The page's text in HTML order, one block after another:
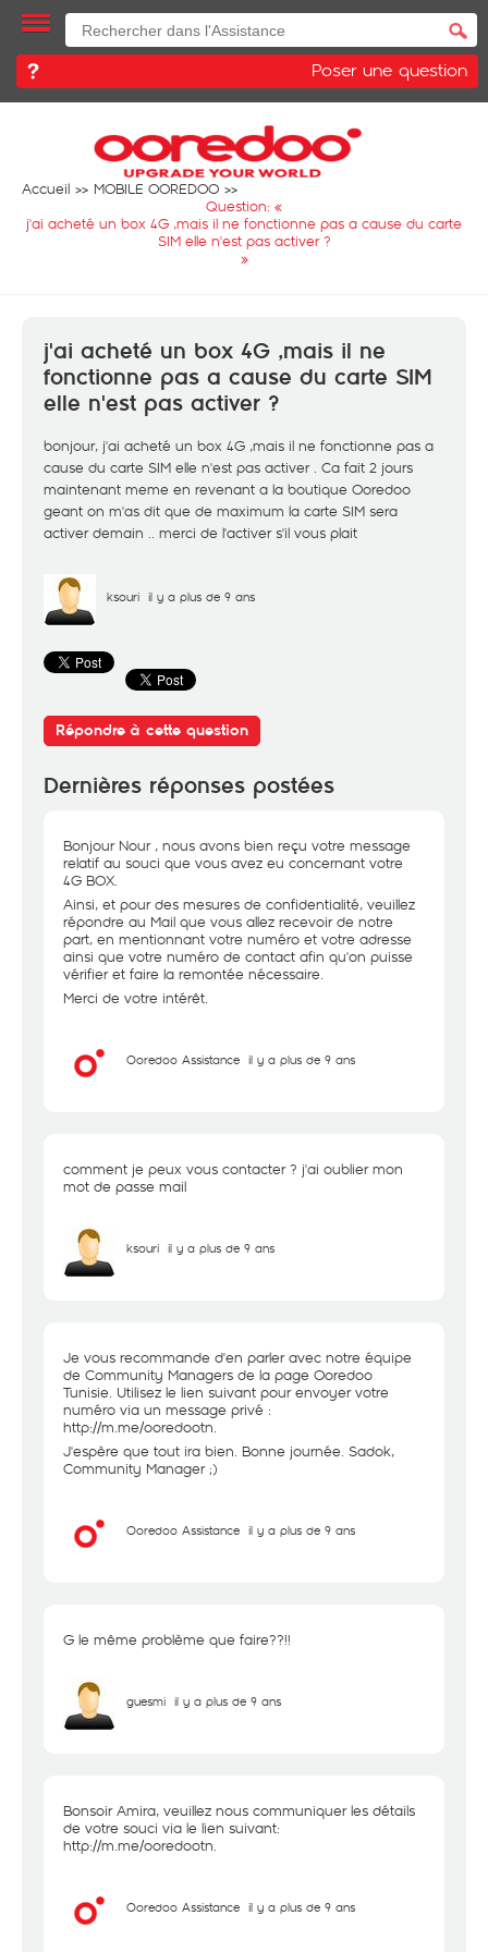
Poser une question
Accueil
MOBILE OOREDOO
Question: «
j'ai acheté un box 4G ,mais il ne fonctionne pas a cause du carte
SIM elle n'est pas activer ?
»
j'ai acheté un box 4G ,mais il ne
fonctionne pas a cause du carte SIM
elle n'est pas activer ?
bonjour, j'ai acheté un box 4G ,mais il ne fonctionne pas a
cause du carte SIM elle n'est pas activer . Ca fait 2 jours
maintenant meme en revenant a la boutique Ooredoo
geant on m'as dit que de maximum la carte SIM sera
activer demain .. merci de l'activer s'il vous plait
ksouri il y a plus de 9 ans
Répondre à cette question
Dernières réponses postées
Bonjour Nour , nous avons bien reçu votre message
relatif au souci que vous avez eu concernant votre
4G BOX.
Ainsi, et pour des mesures de confidentialité, veuillez
répondre au Mail que vous allez recevoir de notre
part, en mentionnant votre numéro et votre adresse
ainsi que votre numéro de contact afin qu'on puisse
vérifier et faire la remontée nécessaire.
Merci de votre intérêt.
Ooredoo Assistance il y a plus de 9 ans
comment je peux vous contacter ? j'ai oublier mon
mot de passe mail
ksouri il y a plus de 9 ans
Je vous recommande d'en parler avec notre équipe
de Community Managers de la page Ooredoo
Tunisie. Utilisez le lien suivant pour envoyer votre
numéro via un message privé :
http://m.me/ooredootn.
J'espère que tout ira bien. Bonne journée. Sadok,
Community Manager ;)
Ooredoo Assistance il y a plus de 9 ans
G le même problème que faire??!!
guesmi il y a plus de 9 ans
Bonsoir Amira, veuillez nous communiquer les détails
de votre souci via le lien suivant:
http://m.me/ooredootn.
Ooredoo Assistance il y a plus de 9 ans